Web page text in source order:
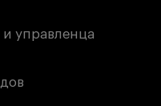
управленца